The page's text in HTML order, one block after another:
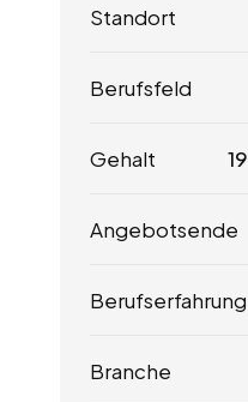
Standort
Berufsfeld
Gehalt 19
Angebotsende
Berufserfahrung
Branche